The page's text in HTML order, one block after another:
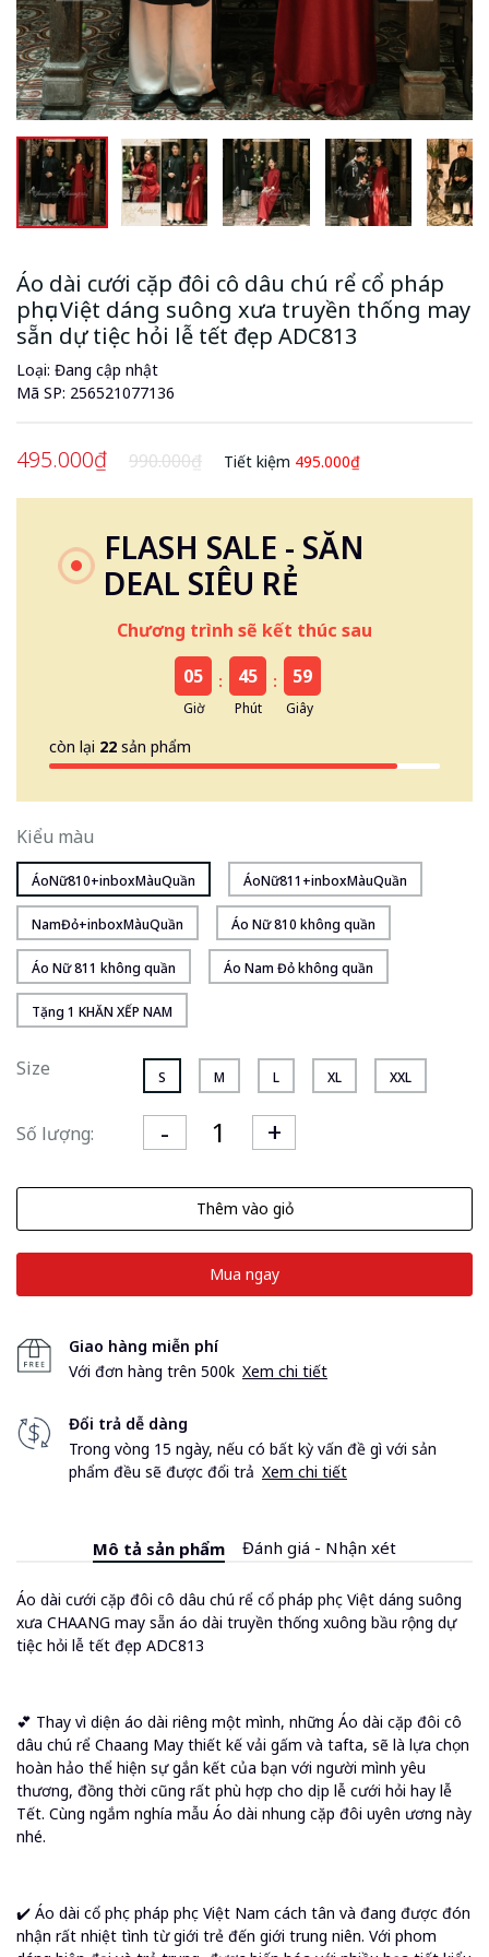
Áo dài cưới cặp đôi cô dâu chú rể cổ pháp
phục Việt dáng suông xưa truyền thống may
sẵn dự tiệc hỏi lễ tết đẹp ADC813
Loại: Đang cập nhật
Mã SP: 256521077136
495.000₫ 990.000₫ Tiết kiệm 495.000₫
FLASH SALE - SĂN
DEAL SIÊU RẺ
Chương trình sẽ kết thúc sau
05
Giờ
: 45
Phút
: 59
Giây
còn lại 22 sản phẩm
Kiểu màu
ÁoNữ810+inboxMàuQuần ÁoNữ811+inboxMàuQuần
NamĐỏ+inboxMàuQuần Áo Nữ 810 không quần
Áo Nữ 811 không quần Áo Nam Đỏ không quần
Tặng 1 KHĂN XẾP NAM
Size S M L XL XXL
Số lượng:
Thêm vào giỏ
Mua ngay
Giao hàng miễn phí
Với đơn hàng trên 500k Xem chi tiết
Đổi trả dễ dàng
Trong vòng 15 ngày, nếu có bất kỳ vấn đề gì với sản
phẩm đều sẽ được đổi trả Xem chi tiết
Mô tả sản phẩm Đánh giá - Nhận xét
Áo dài cưới cặp đôi cô dâu chú rể cổ pháp phục Việt dáng suông
xưa CHAANG may sẵn áo dài truyền thống xuông bầu rộng dự
tiệc hỏi lễ tết đẹp ADC813
💕 Thay vì diện áo dài riêng một mình, những Áo dài cặp đôi cô
dâu chú rể Chaang May thiết kế vải gấm và tafta, sẽ là lựa chọn
hoàn hảo thể hiện sự gắn kết của bạn với người mình yêu
thương, đồng thời cũng rất phù hợp cho dịp lễ cưới hỏi hay lễ
Tết. Cùng ngắm nghía mẫu Áo dài nhung cặp đôi uyên ương này
nhé.
✔️ Áo dài cổ phục pháp phục Việt Nam cách tân và đang được đón
nhận rất nhiệt tình từ giới trẻ đến giới trung niên. Với phom